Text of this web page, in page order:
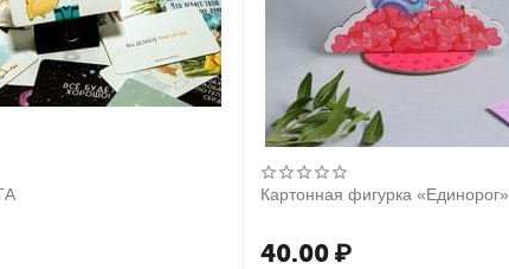
Картонная фигурка «Единорог»
40.00 ₽